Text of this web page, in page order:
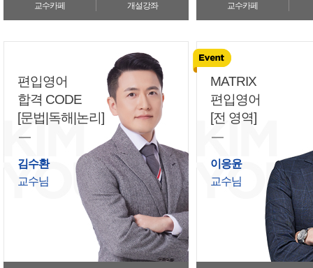
교수카페 개설강좌 교수카페
편입영어
합격 CODE
[문법|독해|논리]
김수환
교수님
MATRIX
편입영어
[전 영역]
이응윤
교수님